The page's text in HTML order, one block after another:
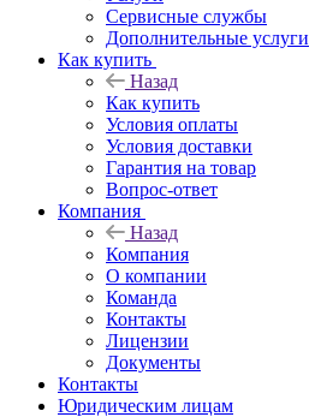
Сервисные службы
Дополнительные услуги
Как купить
Назад
Как купить
Условия оплаты
Условия доставки
Гарантия на товар
Вопрос-ответ
Компания
Назад
Компания
О компании
Команда
Контакты
Лицензии
Документы
Контакты
Юридическим лицам